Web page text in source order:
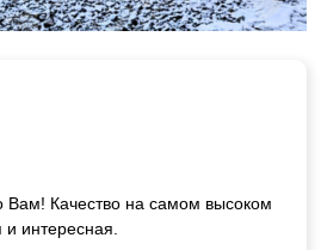
Вам! Качество на самом высоком
интересная.